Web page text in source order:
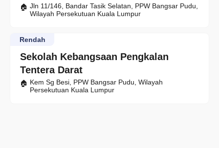
Jln 11/146, Bandar Tasik Selatan, PPW Bangsar Pudu,
Wilayah Persekutuan Kuala Lumpur
Sekolah Kebangsaan Pengkalan
Tentera Darat
Rendah
Kem Sg Besi, PPW Bangsar Pudu, Wilayah
Persekutuan Kuala Lumpur